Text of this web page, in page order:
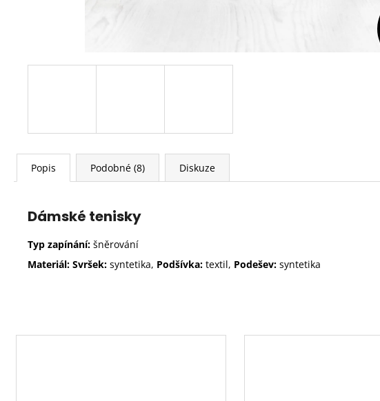
Popis Podobné (8) Diskuze
Dámské tenisky
Typ zapínání: šněrování
Materiál: Svršek: syntetika, Podšívka: textil, Podešev: syntetika